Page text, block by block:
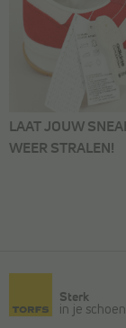
LAAT JOUW
WEER STRALEN!
Sterk
in je